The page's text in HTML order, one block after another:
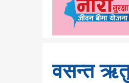
वसन्त